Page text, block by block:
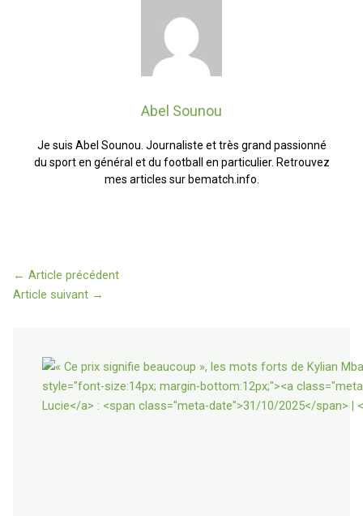
Abel Sounou
Je suis Abel Sounou. Journaliste et très grand passionné
du sport en général et du football en particulier. Retrouvez
mes articles sur bematch.info.
← Article précédent
Article suivant →